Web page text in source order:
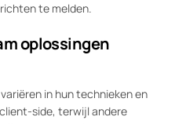
te melden.
oplossingen
in hun technieken en
side, terwijl andere